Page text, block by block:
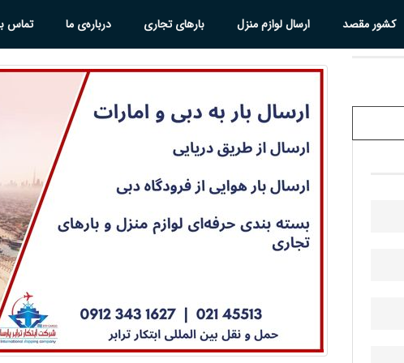
کشور مقصد ارسال لوازم منزل بارهای تجاری درباره‌ی ما
تماس